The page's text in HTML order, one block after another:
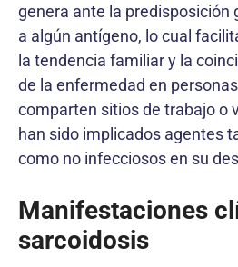
genera ante la predisposición
a algún antígeno, lo cual
la tendencia familiar y la
de la enfermedad en
comparten sitios de trabajo o
han sido implicados agentes
como no infecciosos en su
Manifestaciones
sarcoidosis